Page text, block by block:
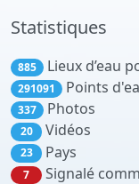
Statistiques
885 Lieux d’eau
291091 Points
337 Photos
20 Vidéos
23 Pays
7 Signalé